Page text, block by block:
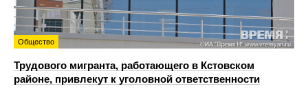
Общество
Трудового мигранта, работающего в Кстовском
районе, привлекут к уголовной ответственности